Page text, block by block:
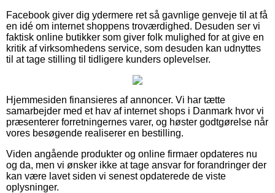
Facebook giver dig ydermere ret så gavnlige genveje til at få
en idé om internet shoppens troværdighed. Desuden ser vi
faktisk online butikker som giver folk mulighed for at give en
kritik af virksomhedens service, som desuden kan udnyttes
til at tage stilling til tidligere kunders oplevelser.
Hjemmesiden finansieres af annoncer. Vi har tætte
samarbejder med et hav af internet shops i Danmark hvor vi
præsenterer forretningernes varer, og høster godtgørelse når
vores besøgende realiserer en bestilling.
Viden angående produkter og online firmaer opdateres nu
og da, men vi ønsker ikke at tage ansvar for forandringer der
kan være lavet siden vi senest opdaterede de viste
oplysninger.